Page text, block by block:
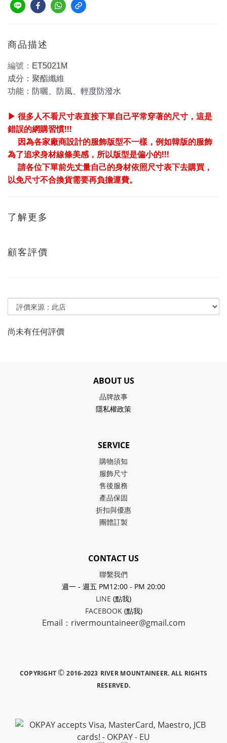
商品描述
編號： ET5021M
成分：聚酯纖維
功能：防曬、防風、輕度防潑水
▶ 很多人不看尺寸表直接下單自己平常穿著的尺寸，這是
錯誤的網購習慣!!!
因為各家廠商設計的服飾版型不一樣，例如韓版的服飾
為了追求身材線條美感，所以版型是偏小的!!!
請各位下單前先丈量自己的身材依照尺寸表下去購買，
以免尺寸不合換貨需要再負擔運費。
了解更多
顧客評價
尚未有任何評價
ABOUT US
品牌故事
隱私權政策
SERVICE
購物須知
服飾尺寸
售後服務
產品保固
折扣與優惠
團體訂製
CONTACT US
聯繫我們
週一 - 週五 PM12:00 - PM 20:00
LINE (點我)
FACEBOOK(點我)
Email：rivermountaineer@gmail.com
COPYRIGHT©2016-2023 RIVER MOUNTAINEER. ALL RIGHTS
RESERVED.